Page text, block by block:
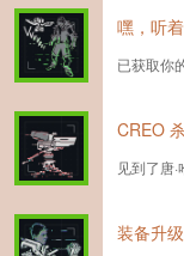
嘿，听着
已获取你
CREO
见到了唐
装备升级